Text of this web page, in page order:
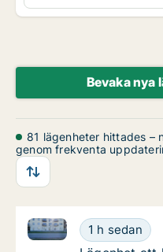
Bevaka nya
81 lägenheter hittades –
genom frekventa
Lägenhet att
1 h sedan
Lägenhet att hyra i